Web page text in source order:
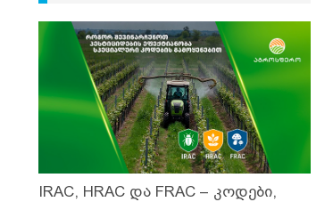
IRAC, HRAC და FRAC – კოდები,